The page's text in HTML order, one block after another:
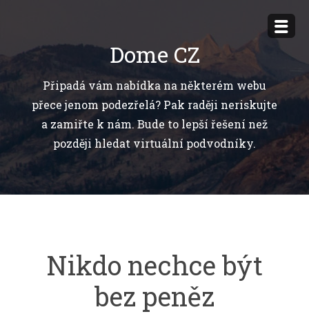
obsahu
Dome CZ
Připadá vám nabídka na některém webu
přece jenom podezřelá? Pak raději neriskujte
a zamiřte k nám. Bude to lepší řešení než
později hledat virtuální podvodníky.
Nikdo nechce být
bez peněz